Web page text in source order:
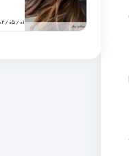
۰۱ / ۰۵ / ۰۲